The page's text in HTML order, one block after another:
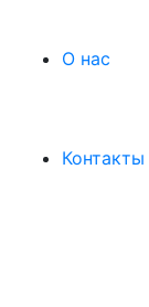
О нас
Контакты